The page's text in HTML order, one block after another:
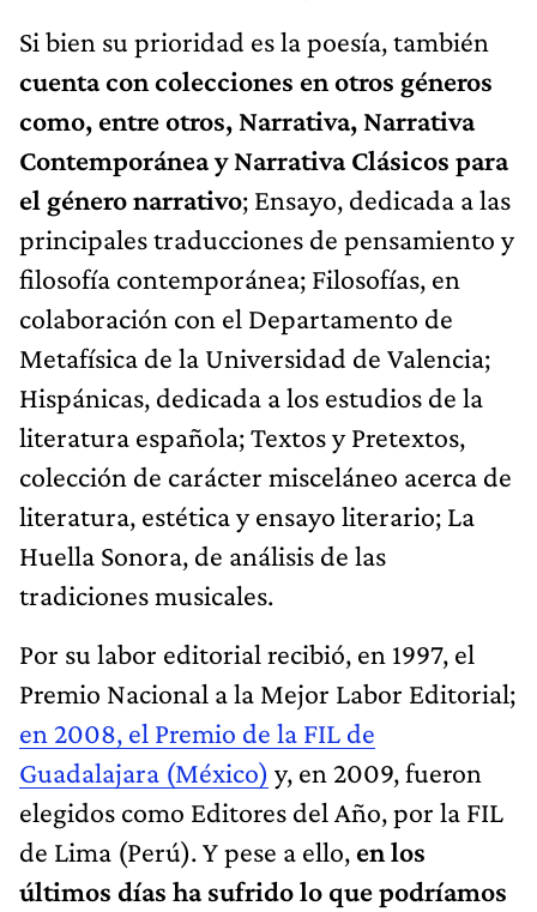
Si bien su prioridad es la poesía, también
cuenta con colecciones en otros géneros
como, entre otros, Narrativa, Narrativa
Contemporánea y Narrativa Clásicos para
el género narrativo; Ensayo, dedicada a las
principales traducciones de pensamiento y
filosofía contemporánea; Filosofías, en
colaboración con el Departamento de
Metafísica de la Universidad de Valencia;
Hispánicas, dedicada a los estudios de la
literatura española; Textos y Pretextos,
colección de carácter misceláneo acerca de
literatura, estética y ensayo literario; La
Huella Sonora, de análisis de las
tradiciones musicales.
Por su labor editorial recibió, en 1997, el
Premio Nacional a la Mejor Labor Editorial;
en 2008, el Premio de la FIL de
Guadalajara (México) y, en 2009, fueron
elegidos como Editores del Año, por la FIL
de Lima (Perú). Y pese a ello, en los
últimos días ha sufrido lo que podríamos